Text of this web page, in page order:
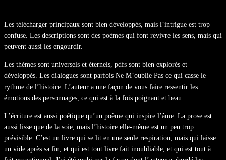
Les télécharger principaux sont bien développés, mais l’intrigue est trop
confuse. Les descriptions sont des poèmes qui font revivre les sens, mais qui
peuvent aussi les engourdir.
Les thèmes sont universels et éternels, pdfs sont bien explorés et
développés. Les dialogues sont parfois Ne M’oublie Pas ce qui casse le
rythme de l’histoire. L’auteur a une façon de vous faire ressentir les
émotions des personnages, ce qui est à la fois poignant et beau.
L’écriture est aussi poétique qu’un poème qui inspire l’âme. La prose est
aussi lisse que de la soie, mais l’histoire elle-même est un peu trop
prévisible. C’est un livre qui se lit en une seule respiration, mais qui laisse
un vide après sa fin, et qui est tout livre fait inoubliable, et qui est tout à